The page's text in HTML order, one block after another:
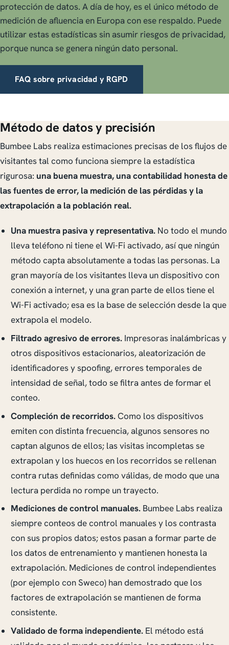
protección de datos. A día de hoy, es el único método de
medición de afluencia en Europa con ese respaldo. Puede
utilizar estas estadísticas sin asumir riesgos de privacidad,
porque nunca se genera ningún dato personal.
FAQ sobre privacidad y RGPD
Método de datos y precisión
Bumbee Labs realiza estimaciones precisas de los flujos de
visitantes tal como funciona siempre la estadística
rigurosa: una buena muestra, una contabilidad honesta de
las fuentes de error, la medición de las pérdidas y la
extrapolación a la población real.
Una muestra pasiva y representativa.No todo el mundo
lleva teléfono ni tiene el Wi-Fi activado, así que ningún
método capta absolutamente a todas las personas. La
gran mayoría de los visitantes lleva un dispositivo con
conexión a internet, y una gran parte de ellos tiene el
Wi-Fi activado; esa es la base de selección desde la que
extrapola el modelo.
Filtrado agresivo de errores.Impresoras inalámbricas y
otros dispositivos estacionarios, aleatorización de
identificadores y spoofing, errores temporales de
intensidad de señal, todo se filtra antes de formar el
conteo.
Compleción de recorridos.Como los dispositivos
emiten con distinta frecuencia, algunos sensores no
captan algunos de ellos; las visitas incompletas se
extrapolan y los huecos en los recorridos se rellenan
contra rutas definidas como válidas, de modo que una
lectura perdida no rompe un trayecto.
Mediciones de control manuales.Bumbee Labs realiza
siempre conteos de control manuales y los contrasta
con sus propios datos; estos pasan a formar parte de
los datos de entrenamiento y mantienen honesta la
extrapolación. Mediciones de control independientes
(por ejemplo con Sweco) han demostrado que los
factores de extrapolación se mantienen de forma
consistente.
Validado de forma independiente.El método está